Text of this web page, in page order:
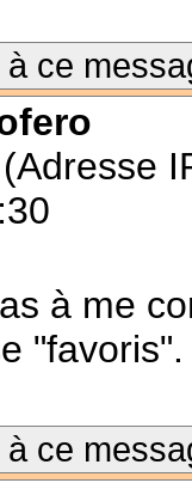
ce
(Adresse
à me
ce